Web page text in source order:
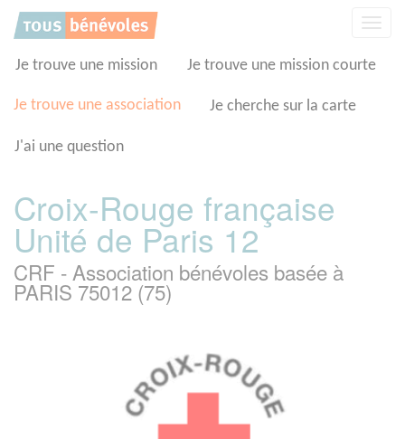
Je trouve une mission Je trouve une mission courte
Je trouve une association Je cherche sur la carte
J'ai une question
Croix-Rouge française
Unité de Paris 12
CRF - Association bénévoles basée à
PARIS 75012 (75)
Panneau de gestion des cookies